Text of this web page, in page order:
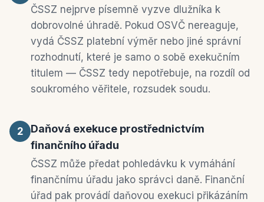
ČSSZ nejprve písemně vyzve dlužníka k
dobrovolné úhradě. Pokud OSVČ nereaguje,
vydá ČSSZ platební výměr nebo jiné správní
rozhodnutí, které je samo o sobě exekučním
titulem — ČSSZ tedy nepotřebuje, na rozdíl od
soukromého věřitele, rozsudek soudu.
2
Daňová exekuce prostřednictvím
finančního úřadu
ČSSZ může předat pohledávku k vymáhání
finančnímu úřadu jako správci daně. Finanční
úřad pak provádí daňovou exekuci přikázáním